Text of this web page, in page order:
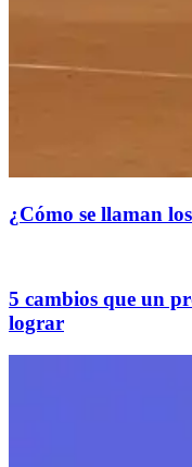
¿Cómo se llaman
5 cambios que un
lograr